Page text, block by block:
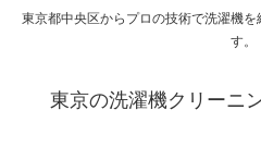
東京都中央区からプロの技術で洗濯機
す。
東京の洗濯機クリーニ